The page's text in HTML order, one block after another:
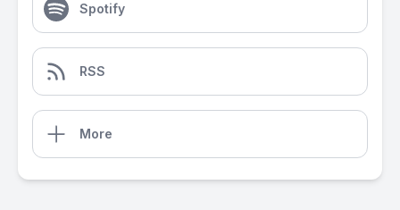
Spotify
RSS
More